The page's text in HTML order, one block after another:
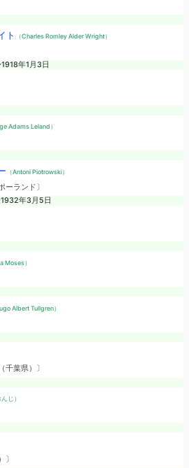
ト （Charles Romley Alder Wright）
1918年1月3日
Adams Leland）
（Antoni Piotrowski）
ーランド〕
1932年3月5日
Moses）
Albert Tullgren）
千葉県）〕
じ）
〕